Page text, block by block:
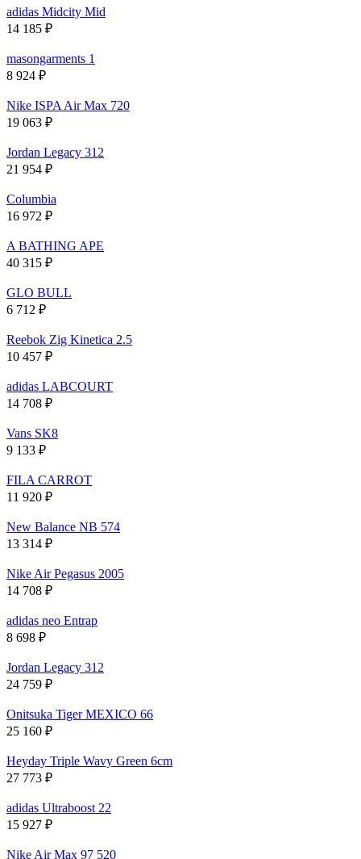
adidas Midcity Mid
14 185 ₽
masongarments 1
8 924 ₽
Nike ISPA Air Max 720
19 063 ₽
Jordan Legacy 312
21 954 ₽
Columbia
16 972 ₽
A BATHING APE
40 315 ₽
GLO BULL
6 712 ₽
Reebok Zig Kinetica 2.5
10 457 ₽
adidas LABCOURT
14 708 ₽
Vans SK8
9 133 ₽
FILA CARROT
11 920 ₽
New Balance NB 574
13 314 ₽
Nike Air Pegasus 2005
14 708 ₽
adidas neo Entrap
8 698 ₽
Jordan Legacy 312
24 759 ₽
Onitsuka Tiger MEXICO 66
25 160 ₽
Heyday Triple Wavy Green 6cm
27 773 ₽
adidas Ultraboost 22
15 927 ₽
Nike Air Max 97 520